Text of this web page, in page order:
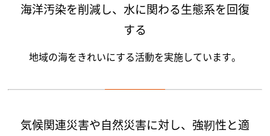
海洋汚染を削減し、水に関わる生態系を回復
する
地域の海をきれいにする活動を実施しています。
気候関連災害や自然災害に対し、強靭性と適